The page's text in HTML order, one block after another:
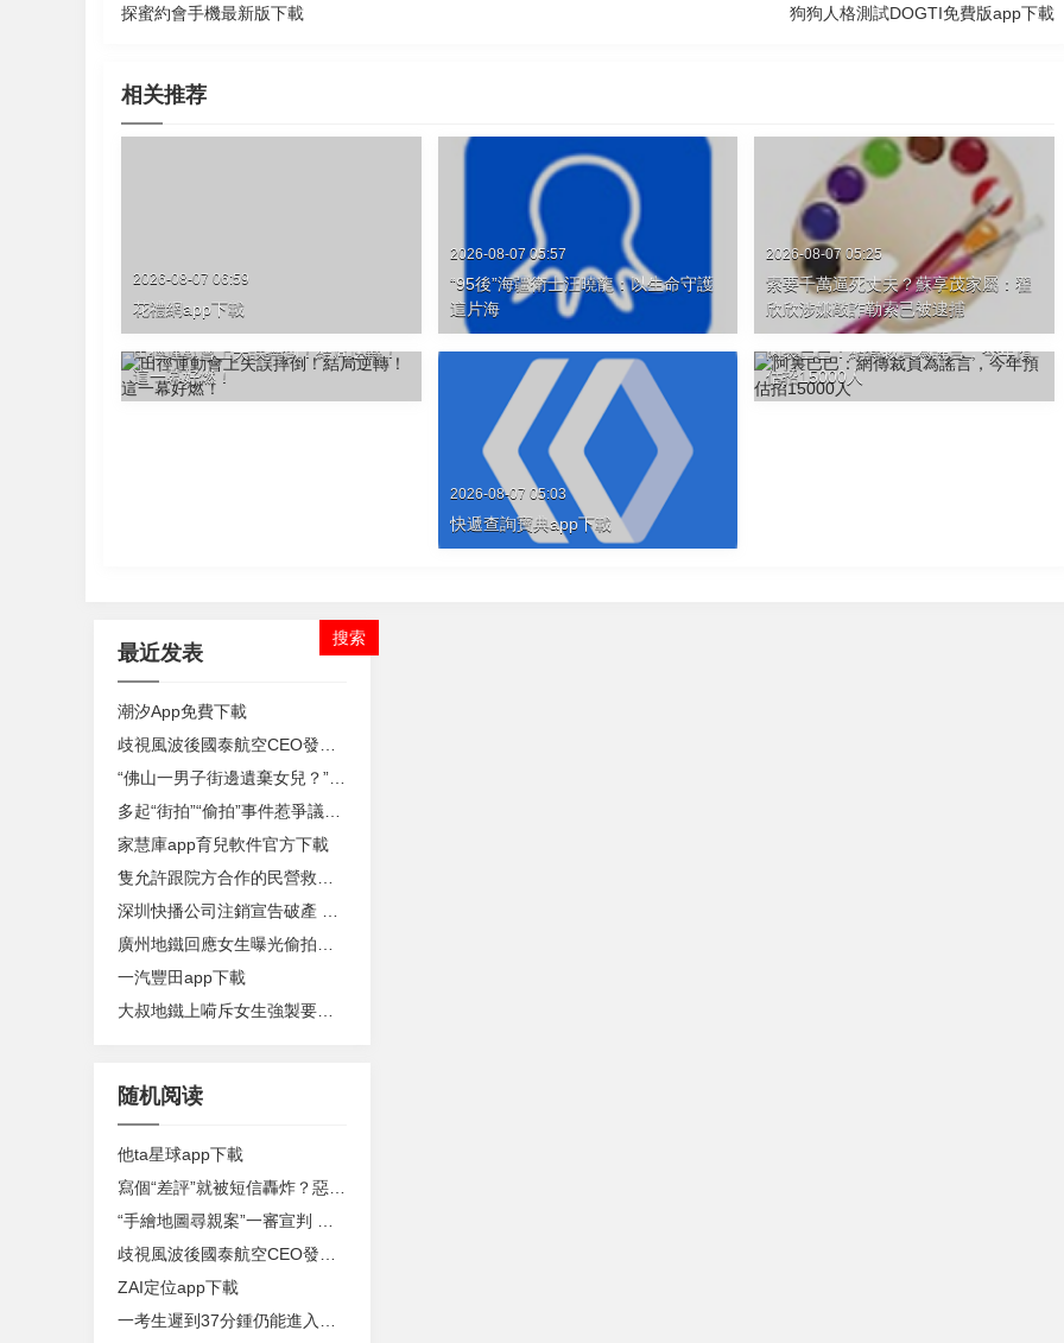
探蜜約會手機最新版下載
狗狗人格測試DOGTI免費版app下載
相关推荐
2026-08-07 06:59
花禮網app下載
2026-08-07 05:57
“95後”海疆衛士汪曉龍：以生命守護
這片海
2026-08-07 05:25
索要千萬逼死丈夫？蘇享茂家屬：翟
欣欣涉嫌敲詐勒索已被逮捕
2026-08-07 05:24
田徑運動會上失誤摔倒！結局逆轉！
這一幕好燃！
2026-08-07 05:03
快遞查詢寶典app下載
2026-08-07 04:43
阿裏巴巴：網傳裁員為謠言，今年預
估招15000人
最近发表
潮汐App免費下載
歧視風波後國泰航空CEO發內部信稱將反思：需解決深層問題
“佛山一男子街邊遺棄女兒？”官方回應：並非遺棄，已被家屬接回
多起“街拍”“偷拍”事件惹爭議，專家建議：及時固定證據 合理合法維權
家慧庫app育兒軟件官方下載
隻允許跟院方合作的民營救護車輛進入？海南省人民醫院回應
深圳快播公司注銷宣告破產 此前曾因傳播淫穢信息被查封
廣州地鐵回應女生曝光偷拍事件：雙方當時已和解
一汽豐田app下載
大叔地鐵上嗬斥女生強製要求讓座 聲稱自己有殘疾證惹眾怒
随机阅读
他ta星球app下載
寫個“差評”就被短信轟炸？惡意代碼與隱私數據庫竟免費可得
“手繪地圖尋親案”一審宣判 兩名被告人獲刑
歧視風波後國泰航空CEO發內部信稱將反思：需解決深層問題
ZAI定位app下載
一考生遲到37分鍾仍能進入考場？江西省教育考試院回應